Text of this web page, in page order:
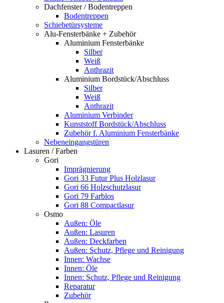
Dachfenster / Bodentreppen
Bodentreppen
Schiebetürsysteme
Alu-Fensterbänke + Zubehör
Aluminium Fensterbänke
Silber
Weiß
Anthrazit
Aluminium Bordstück/Abschluss
Silber
Weiß
Anthrazit
Aluminium Verbinder
Kunststoff Bordstück/Abschluss
Zubehör f. Aluminium Fensterbänke
Nebeneingangstüren
Lasuren / Farben
Gori
Imprägnierung
Gori 33 Futur Plus Holzlasur
Gori 66 Holzschutzlasur
Gori 79 Farblos
Gori 88 Compactlasur
Osmo
Außen: Öle
Außen: Lasuren
Außen: Deckfarben
Außen: Schutz, Pflege und Reinigung
Innen: Wachse
Innen: Öle
Innen: Schutz, Pflege und Reinigung
Reparatur
Zubehör